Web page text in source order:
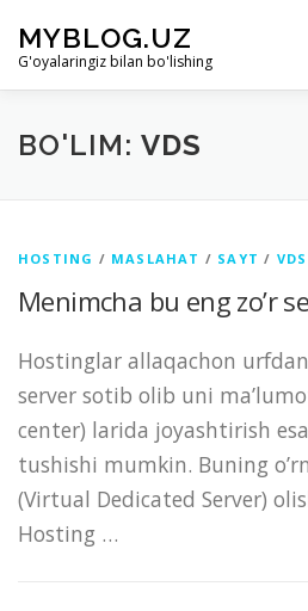
MYBLOG.UZ
G'oyalaringiz bilan bo'lishing
LOYIHA HAQIDA
BO'LIM: VDS
HOSTING / MASLAHAT / SAYT / VDS
Menimcha bu eng zo’r
Hostinglar allaqachon
server sotib olib uni
center) larida joyashtirish
tushishi mumkin. Buning
(Virtual Dedicated Server)
Hosting …